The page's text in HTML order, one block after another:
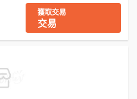
獲取交易
交易